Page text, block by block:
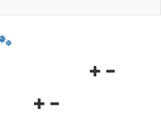
Navigationsmenü